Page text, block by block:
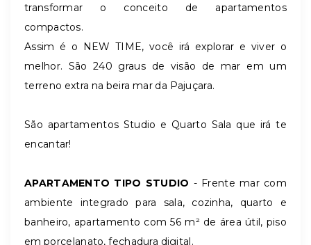
transformar o conceito de apartamentos
compactos.
Assim é o NEW TIME, você irá explorar e viver o
melhor. São 240 graus de visão de mar em um
terreno extra na beira mar da Pajuçara.
São apartamentos Studio e Quarto Sala que irá te
encantar!
APARTAMENTO TIPO STUDIO - Frente mar com
ambiente integrado para sala, cozinha, quarto e
banheiro, apartamento com 56 m² de área útil, piso
em porcelanato, fechadura digital.